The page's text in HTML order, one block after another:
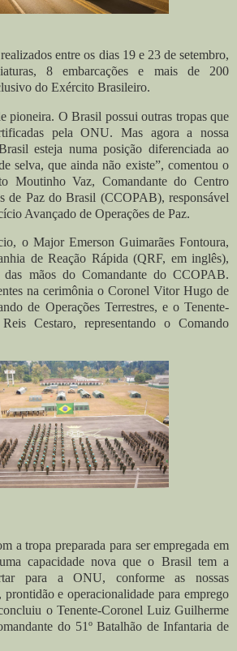
entre os dias 19 e 23 de setembro,
8 embarcações e mais de 200
do Exército Brasileiro.
pioneira. O Brasil possui outras tropas que
pela ONU. Mas agora a nossa
esteja numa posição diferenciada ao
selva, que ainda não existe”, comentou o
Moutinho Vaz, Comandante do Centro
de Paz do Brasil (CCOPAB), responsável
Avançado de Operações de Paz.
o Major Emerson Guimarães Fontoura,
de Reação Rápida (QRF, em inglês),
das mãos do Comandante do CCOPAB.
na cerimônia o Coronel Vitor Hugo de
de Operações Terrestres, e o Tenente-
Cestaro, representando o Comando
a tropa preparada para ser empregada em
capacidade nova que o Brasil tem a
para a ONU, conforme as nossas
prontidão e operacionalidade para emprego
o Tenente-Coronel Luiz Guilherme
do 51º Batalhão de Infantaria de